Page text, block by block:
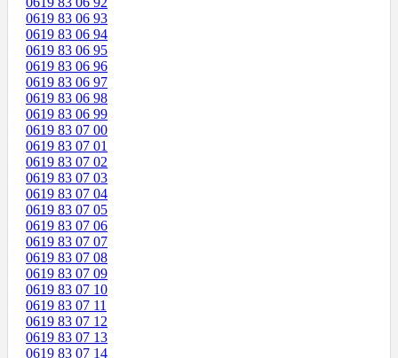
0619 83 06 93
0619 83 06 94
0619 83 06 95
0619 83 06 96
0619 83 06 97
0619 83 06 98
0619 83 06 99
0619 83 07 00
0619 83 07 01
0619 83 07 02
0619 83 07 03
0619 83 07 04
0619 83 07 05
0619 83 07 06
0619 83 07 07
0619 83 07 08
0619 83 07 09
0619 83 07 10
0619 83 07 11
0619 83 07 12
0619 83 07 13
0619 83 07 14